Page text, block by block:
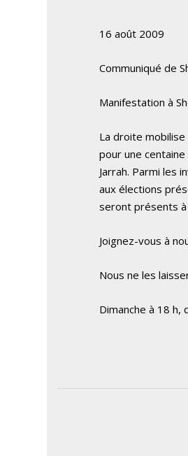
16 août 2009
Communiqué de
Manifestation à
La droite
pour une
Jarrah. Parmi les
aux élections
seront présents à
Joignez-vous à
Nous ne les
Dimanche à 18 h,